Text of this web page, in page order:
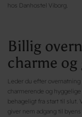
hos Danhostel Viborg.
Billig
charme
Leder du efter
charmerende og
behageligt fra start til slut.
giver nem adgang til